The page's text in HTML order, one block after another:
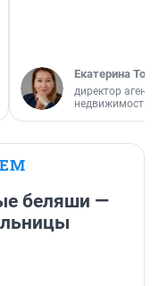
Екатерина
директор
недвижимости
беляши —